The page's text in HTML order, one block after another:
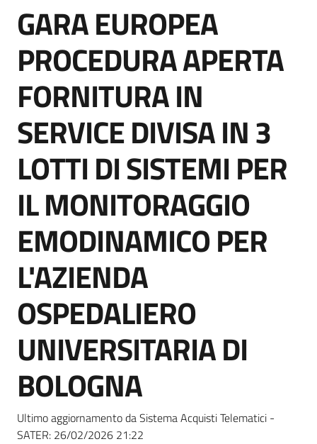
strumenti
di
Supporto
Piattaforme
telematiche
English
site
Seguici
su
Salta al contenuto
GARA EUROPEA
PROCEDURA APERTA
FORNITURA IN
SERVICE DIVISA IN 3
LOTTI DI SISTEMI PER
IL MONITORAGGIO
EMODINAMICO PER
L'AZIENDA
OSPEDALIERO
UNIVERSITARIA DI
BOLOGNA
Ultimo aggiornamento da Sistema Acquisti Telematici -
SATER: 26/02/2026 21:22